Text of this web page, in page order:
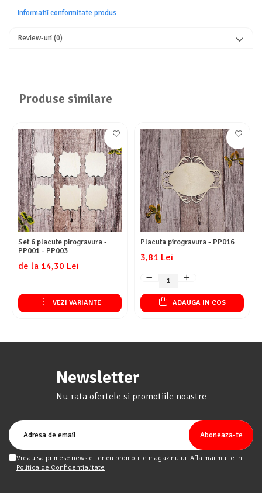
Informatii conformitate produs
Review-uri(0)
Produse similare
Set 6 placute pirogravura -
PP001 - PP003
de la 14,30 Lei
VEZI VARIANTE
Placuta pirogravura - PP016
3,81 Lei
ADAUGA IN COS
Newsletter
Nu rata ofertele si promotiile noastre
Vreau sa primesc newsletter cu promotiile magazinului. Afla mai multe in
Politica de Confidentialitate